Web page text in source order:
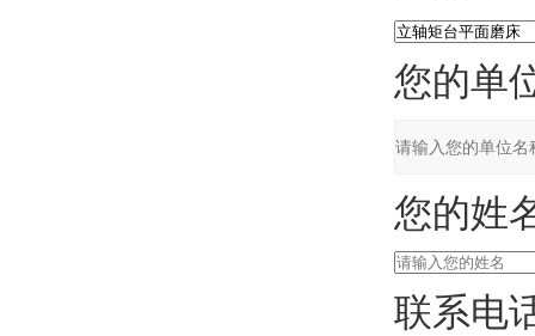
您的单位
您的姓名
联系电话